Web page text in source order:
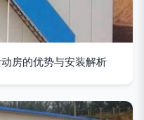
房的优势与安装解析